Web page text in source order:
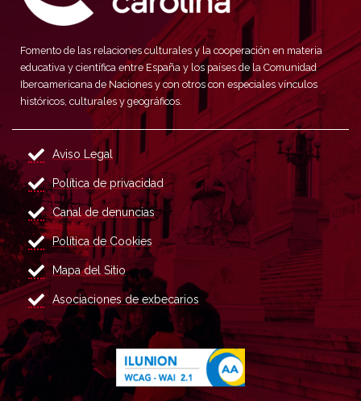
Fomento de las relaciones culturales y la cooperación en materia
educativa y científica entre España y los países de la Comunidad
Iberoamericana de Naciones y con otros con especiales vínculos
históricos, culturales y geográficos.
Aviso Legal
Política de privacidad
Canal de denuncias
Política de Cookies
Mapa del Sitio
Asociaciones de exbecarios